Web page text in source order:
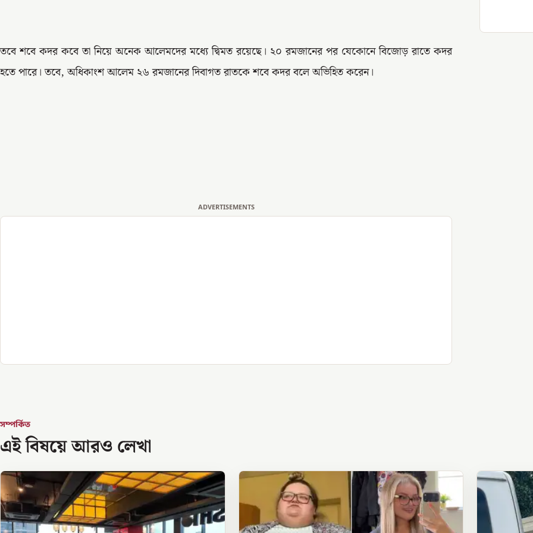
তবে শবে কদর কবে তা নিয়ে অনেক আলেমদের মধ্যে দ্বিমত রয়েছে। ২০ রমজানের পর যেকোনে বিজোড় রাতে কদর
হতে পারে। তবে, অধিকাংশ আলেম ২৬ রমজানের দিবাগত রাতকে শবে কদর বলে অভিহিত করেন।
ADVERTISEMENTS
সম্পর্কিত
এই বিষয়ে আরও লেখা